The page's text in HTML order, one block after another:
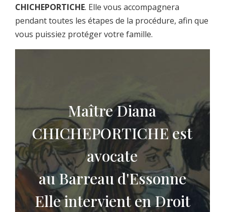
CHICHEPORTICHE. Elle vous accompagnera
pendant toutes les étapes de la procédure, afin que
vous puissiez protéger votre famille.
Maître Diana
CHICHEPORTICHE est
avocate
au Barreau d'Essonne
Elle intervient en Droit